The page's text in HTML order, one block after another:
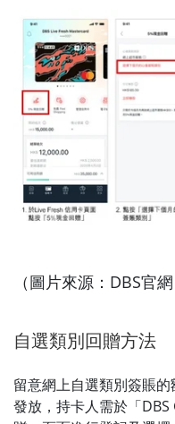
（圖片來源：DBS官網
自選類別回贈方法
留意網上自選類別簽賬
發放，持卡人需於「